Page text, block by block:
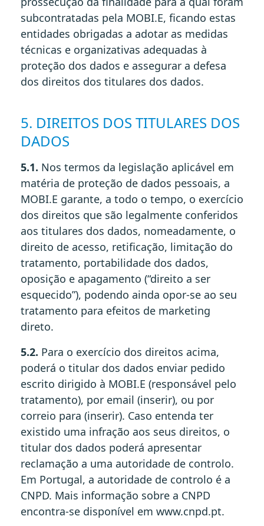
subcontratadas pela MOBI.E, ficando estas
entidades obrigadas a adotar as medidas
técnicas e organizativas adequadas à
proteção dos dados e assegurar a defesa
dos direitos dos titulares dos dados.
5. DIREITOS DOS TITULARES DOS
DADOS
5.1. Nos termos da legislação aplicável em
matéria de proteção de dados pessoais, a
MOBI.E garante, a todo o tempo, o exercício
dos direitos que são legalmente conferidos
aos titulares dos dados, nomeadamente, o
direito de acesso, retificação, limitação do
tratamento, portabilidade dos dados,
oposição e apagamento (“direito a ser
esquecido”), podendo ainda opor-se ao seu
tratamento para efeitos de marketing
direto.
5.2. Para o exercício dos direitos acima,
poderá o titular dos dados enviar pedido
escrito dirigido à MOBI.E (responsável pelo
tratamento), por email (inserir), ou por
correio para (inserir). Caso entenda ter
existido uma infração aos seus direitos, o
titular dos dados poderá apresentar
reclamação a uma autoridade de controlo.
Em Portugal, a autoridade de controlo é a
CNPD. Mais informação sobre a CNPD
encontra-se disponível em www.cnpd.pt.